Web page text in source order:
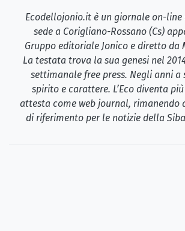
Ecodellojonio.it è un giornale on-line
sede a Corigliano-Rossano (Cs)
Gruppo editoriale Jonico e diretto da
La testata trova la sua genesi nel
settimanale free press. Negli anni a
spirito e carattere. L’Eco diventa
attesta come web journal, rimanendo
di riferimento per le notizie della